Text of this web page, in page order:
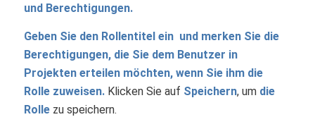
und Berechtigungen.
Geben Sie den Rollentitel ein und merken Sie die
Berechtigungen, die Sie dem Benutzer in
Projekten erteilen möchten, wenn Sie ihm die
Rolle zuweisen. Klicken Sie auf Speichern, um die
Rollezu speichern.